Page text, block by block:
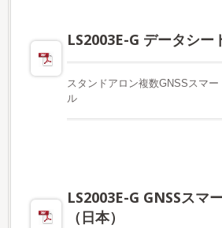
LS2003E-G データシー
スタンドアロン複数GNSSスマ
ル
LS2003E-G GNSSスマ
（日本）